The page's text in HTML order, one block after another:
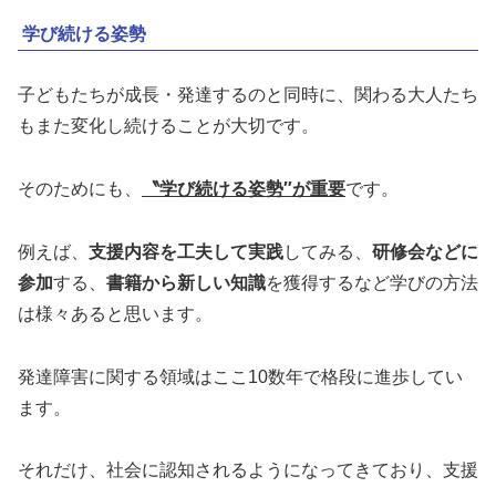
学び続ける姿勢
子どもたちが成長・発達するのと同時に、関わる大人たち
もまた変化し続けることが大切です。
そのためにも、 〝学び続ける姿勢″が重要です。
例えば、 支援内容を工夫して実践してみる、 研修会などに
参加する、 書籍から新しい知識を獲得するなど学びの方法
は様々あると思います。
発達障害に関する領域はここ10数年で格段に進歩してい
ます。
それだけ、社会に認知されるようになってきており、支援